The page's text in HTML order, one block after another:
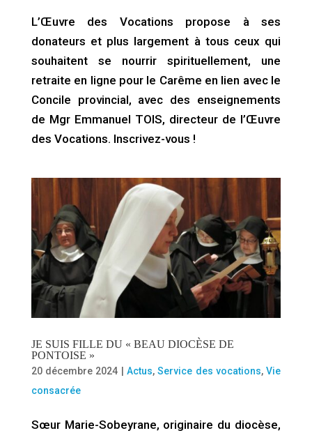
L’Œuvre des Vocations propose à ses
donateurs et plus largement à tous ceux qui
souhaitent se nourrir spirituellement, une
retraite en ligne pour le Carême en lien avec le
Concile provincial, avec des enseignements
de Mgr Emmanuel TOIS, directeur de l’Œuvre
des Vocations. Inscrivez-vous !
JE SUIS FILLE DU « BEAU DIOCÈSE DE
PONTOISE »
20 décembre 2024 |Actus,Service des vocations,Vie
consacrée
Sœur Marie-Sobeyrane, originaire du diocèse,